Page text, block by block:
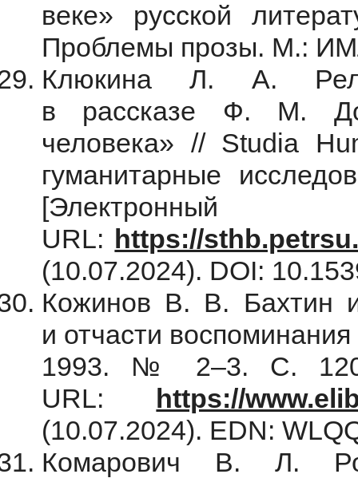
веке» русской
Проблемы прозы. М.:
Клюкина Л. А.
в рассказе Ф. М.
человека» // Studia
гуманитарные
URL: https://
(10.07.2024). DOI:
Кожинов В. В. Бахтин
и отчасти
1993. № 2–3. С.
URL:
https://
(10.07.2024). EDN:
Комарович В. Л.